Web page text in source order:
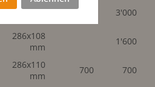
286x218
3'000
286x108
mm
1'600
286x110
mm
700 700